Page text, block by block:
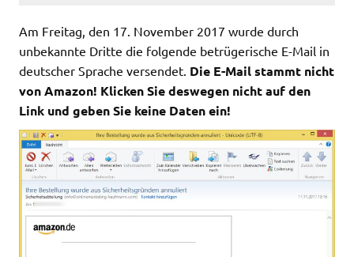
Am Freitag, den 17. November 2017 wurde durch
unbekannte Dritte die folgende betrügerische E-Mail in
deutscher Sprache versendet. Die E-Mail stammt nicht
von Amazon! Klicken Sie deswegen nicht auf den
Link und geben Sie keine Daten ein!